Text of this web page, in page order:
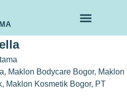
, Maklon Bodycare Bogor, Maklon
, Maklon Kosmetik Bogor, PT